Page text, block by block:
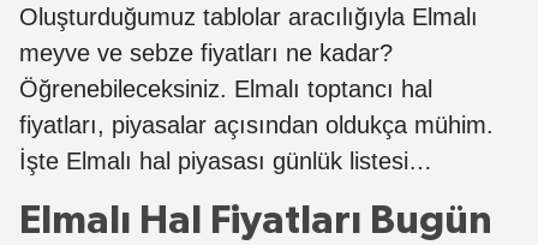
Oluşturduğumuz tablolar aracılığıyla Elmalı
meyve ve sebze fiyatları ne kadar?
Öğrenebileceksiniz. Elmalı toptancı hal
fiyatları, piyasalar açısından oldukça mühim.
İşte Elmalı hal piyasası günlük listesi…
Elmalı Hal Fiyatları Bugün